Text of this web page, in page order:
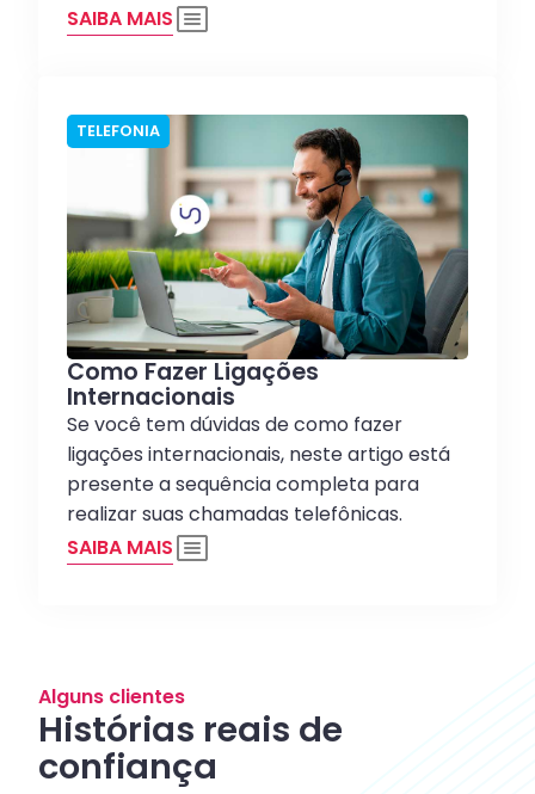
SAIBA MAIS
TELEFONIA
Como Fazer Ligações
Internacionais
Se você tem dúvidas de como fazer
ligações internacionais, neste artigo está
presente a sequência completa para
realizar suas chamadas telefônicas.
SAIBA MAIS
Alguns clientes
Histórias reais de
confiança